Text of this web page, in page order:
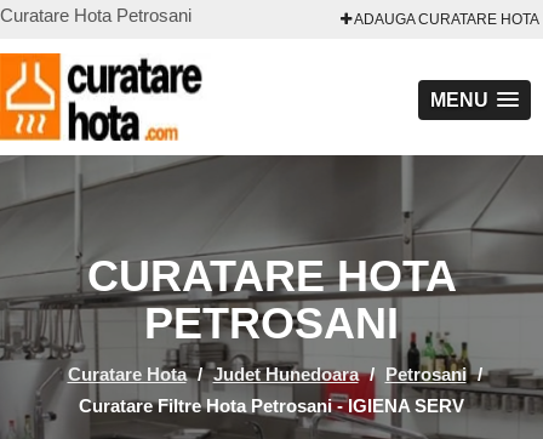
Curatare Hota Petrosani ADAUGA CURATARE HOTA
MENU
CURATARE HOTA
PETROSANI
Curatare Hota / Judet Hunedoara / Petrosani /
Curatare Filtre Hota Petrosani - IGIENA SERV